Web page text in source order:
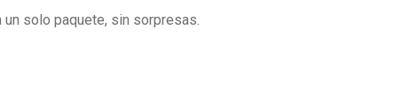
solo paquete, sin sorpresas.